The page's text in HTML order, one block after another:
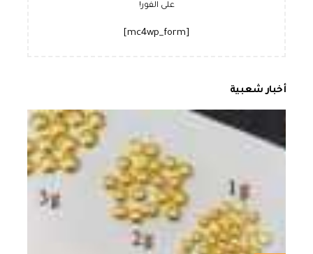
على الفور!
أخبار شعبية